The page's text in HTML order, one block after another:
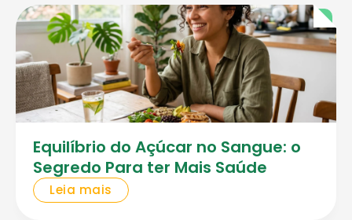
Equilíbrio do Açúcar no Sangue: o
Segredo Para ter Mais Saúde
Leia mais